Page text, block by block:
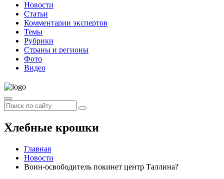
Новости
Статьи
Комментарии экспертов
Темы
Рубрики
Страны и регионы
Фото
Видео
Хлебные крошки
Главная
Новости
Воин-освободитель покинет центр Таллина?